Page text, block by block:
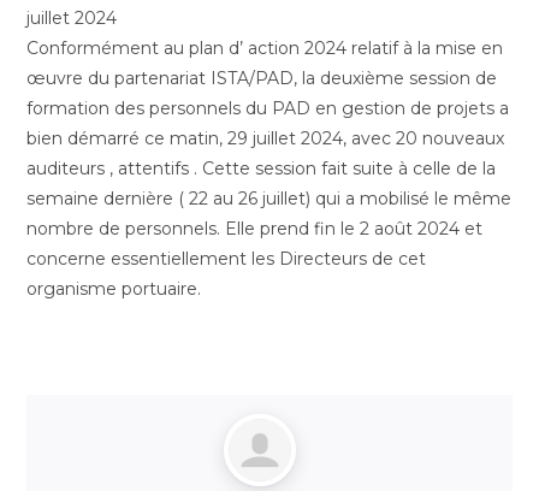
juillet 2024
Conformément au plan d’ action 2024 relatif à la mise en
œuvre du partenariat ISTA/PAD, la deuxième session de
formation des personnels du PAD en gestion de projets a
bien démarré ce matin, 29 juillet 2024, avec 20 nouveaux
auditeurs , attentifs . Cette session fait suite à celle de la
semaine dernière ( 22 au 26 juillet) qui a mobilisé le même
nombre de personnels. Elle prend fin le 2 août 2024 et
concerne essentiellement les Directeurs de cet
organisme portuaire.